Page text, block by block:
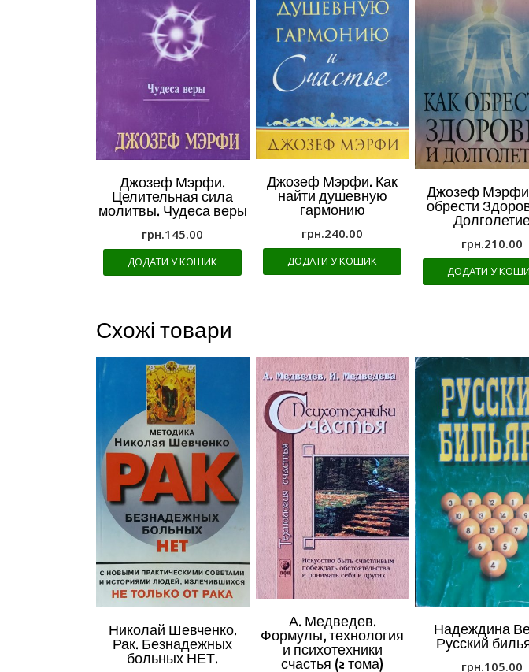
Джозеф Мэрфи.
Целительная сила
молитвы. Чудеса веры
грн.145.00
ДОДАТИ У КОШИК
Джозеф Мэрфи. Как
найти душевную
гармонию
грн.240.00
ДОДАТИ У КОШИК
Джозеф
обрести
грн.210.00
ДОДАТИ У
Схожі товари
Николай Шевченко.
Рак. Безнадежных
больных НЕТ.
А. Медведев.
Формулы, технология
и психотехники
счастья (2 тома)
Надеждина
Русский
грн.105.00